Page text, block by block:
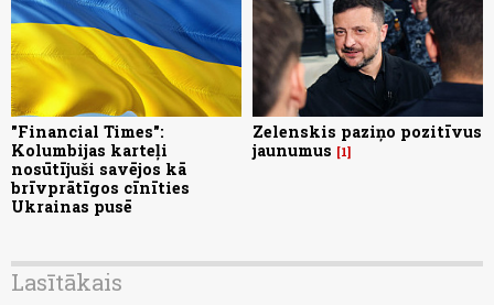
"Financial Times":
Kolumbijas karteļi
nosūtījuši savējos kā
brīvprātīgos cīnīties
Ukrainas pusē
Zelenskis paziņo pozitīvus
jaunumus
1
Lasītākais